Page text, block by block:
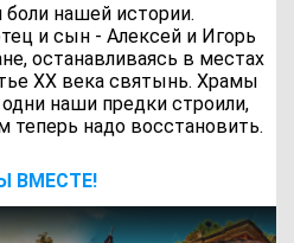
боли нашей истории.
и сын - Алексей и Игорь
останавливаясь в местах
ХХ века святынь. Храмы
наши предки строили,
теперь надо восстановить.
ВМЕСТЕ!